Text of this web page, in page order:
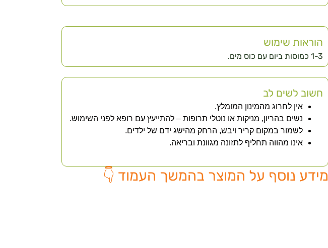
הוראות שימוש
1-3 כמוסות ביום עם כוס מים.
חשוב לשים לב
אין לחרוג מהמינון המומלץ.
נשים בהריון, מניקות או נוטלי תרופות – להתייעץ עם רופא לפני השימוש.
לשמור במקום קריר ויבש, הרחק מהישג ידם של ילדים.
אינו מהווה תחליף לתזונה מגוונת ובריאה.
מידע נוסף על המוצר בהמשך העמוד 👇